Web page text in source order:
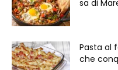
sa di
Pasta al
che